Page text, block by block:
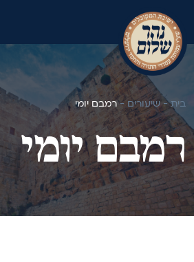
בית -שיעורים -רמבם יומי
רמבם יומי